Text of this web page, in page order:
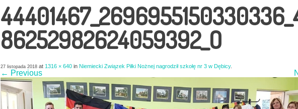
86252982624059392_O
27 listopada 2018 at 1316 × 640 inNiemiecki Związek Piłki Nożnej nagrodził szkołę nr 3 w Dębicy.
← Previous